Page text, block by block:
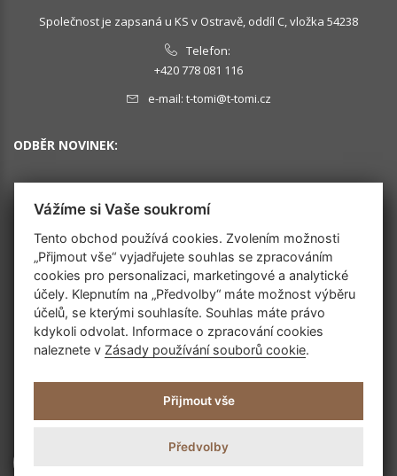
Společnost je zapsaná u KS v Ostravě, oddíl C, vložka 54238
Telefon:
+420 778 081 116
e-mail: t-tomi@t-tomi.cz
ODBĚR NOVINEK:
OK
SLEDUJTE NÁS
Vážíme si Vaše soukromí
Tento obchod používá cookies. Zvolením možnosti
„Přijmout vše“ vyjadřujete souhlas se zpracováním
cookies pro personalizaci, marketingové a analytické
účely. Klepnutím na „Předvolby“ máte možnost výběru
účelů, se kterými souhlasíte. Souhlas máte právo
kdykoli odvolat. Informace o zpracování cookies
naleznete v Zásady používání souborů cookie.
Přijmout vše
Předvolby